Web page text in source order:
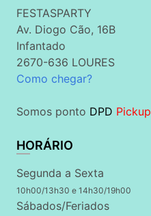
FESTASPARTY
Av. Diogo Cão, 16B
Infantado
2670-636 LOURES
Como chegar?
Somos ponto DPD Pickup
HORÁRIO
Segunda a Sexta
10h00/13h30 e 14h30/19h00
Sábados/Feriados